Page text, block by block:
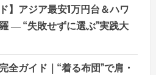
】アジア最安1万円台＆ハワ
― “失敗せずに選ぶ”実践大
全ガイド｜“着る布団”で肩・